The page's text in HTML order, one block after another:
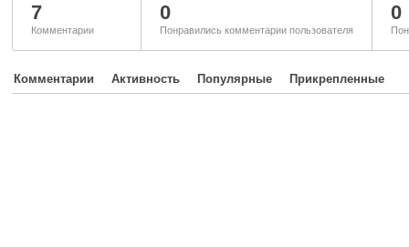
7
Комментарии
0
Понравились комментарии пользователя
0
Комментарии Активность Популярные Прикрепленные